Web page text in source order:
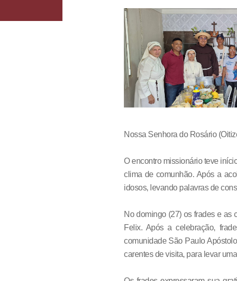
Nossa Senhora do Rosário
O encontro missionário teve
clima de comunhão. Após a
idosos, levando palavras de
No domingo (27) os frades e as
Felix. Após a celebração,
comunidade São Paulo
carentes de visita, para levar